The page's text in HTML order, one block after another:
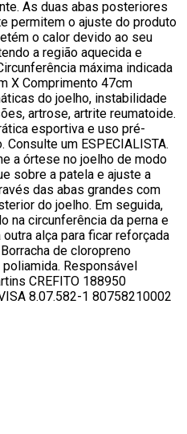
As duas abas posteriores
permitem o ajuste do produto
o calor devido ao seu
a região aquecida e
máxima indicada
X Comprimento 47cm
do joelho, instabilidade
artrose, artrite reumatoide.
esportiva e uso pré-
um ESPECIALISTA.
a órtese no joelho de modo
sobre a patela e ajuste a
das abas grandes com
do joelho. Em seguida,
na circunferência da perna e
alça para ficar reforçada
de cloropreno
Responsável
CREFITO 188950
8.07.582-1 80758210002